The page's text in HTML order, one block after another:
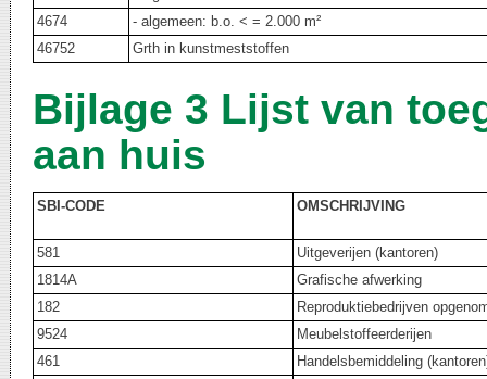
4674
- algemeen: b.o. < = 2.000 m²
46752
Grth in kunstmeststoffen
Bijlage 3 Lijst van
aan huis
SBI-CODE OMSCHRIJVING
581
Uitgeverijen (kantoren)
1814A
Grafische afwerking
182
Reproduktiebedrijven
9524
Meubelstoffeerderijen
461
Handelsbemiddeling